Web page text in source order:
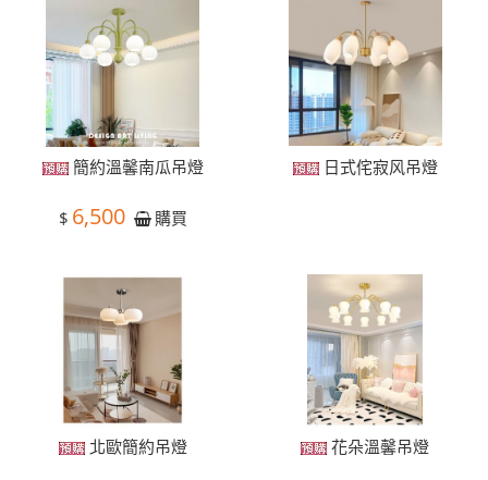
簡約溫馨南瓜吊燈
$ 6,500 購買
日式侘寂风吊燈
北歐簡約吊燈 花朵溫馨吊燈